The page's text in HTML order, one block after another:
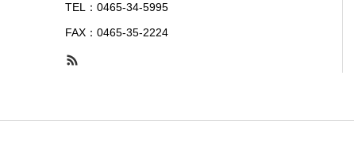
TEL：0465-34-5995
FAX：0465-35-2224